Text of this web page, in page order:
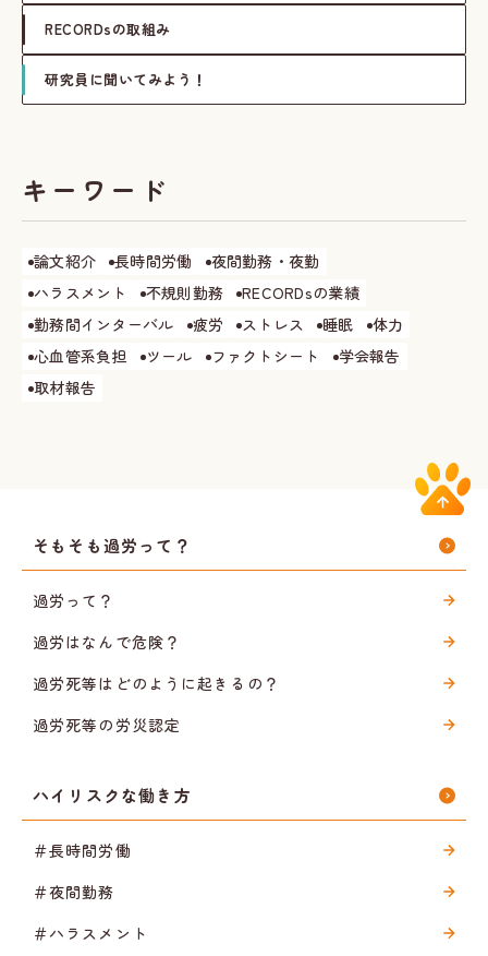
RECORDsの取組み
研究員に聞いてみよう！
キーワード
論文紹介 長時間労働
夜間勤務・夜勤
ハラスメント
不規則勤務
RECORDsの業績
勤務間インターバル
疲労 ストレス 睡眠
体力
心血管系負担
ツール ファクトシート
学会報告
取材報告
そもそも過労って？
過労って？
過労はなんで危険？
過労死等はどのように起きるの？
過労死等の労災認定
ハイリスクな働き方
＃長時間労働
＃夜間勤務
＃ハラスメント